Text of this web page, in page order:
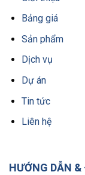
Bảng giá
Sản phẩm
Dịch vụ
Dự án
Tin tức
Liên hệ
HƯỚNG DẪN